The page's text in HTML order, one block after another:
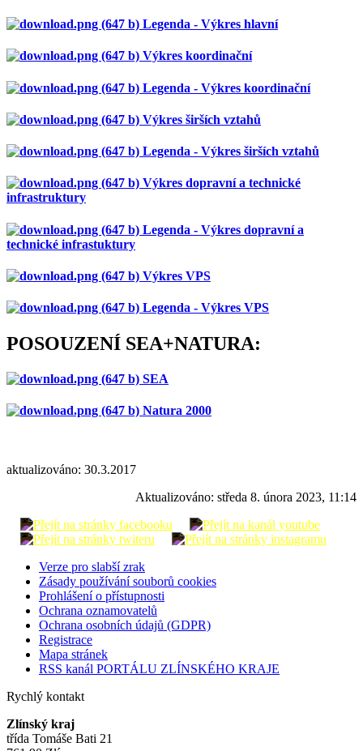
Legenda - Výkres hlavní
Výkres koordinační
Legenda - Výkres koordinační
Výkres širších vztahů
Legenda - Výkres širších vztahů
Výkres dopravní a technické
infrastruktury
Legenda - Výkres dopravní a
technické infrastuktury
Výkres VPS
Legenda - Výkres VPS
POSOUZENÍ SEA+NATURA:
SEA
Natura 2000
aktualizováno: 30.3.2017
Aktualizováno: středa 8. února 2023, 11:14
Verze pro slabší zrak
Zásady používání souborů cookies
Prohlášení o přístupnosti
Ochrana oznamovatelů
Ochrana osobních údajů (GDPR)
Registrace
Mapa stránek
RSS kanál PORTÁLU ZLÍNSKÉHO KRAJE
Rychlý kontakt
Zlínský kraj
třída Tomáše Bati 21